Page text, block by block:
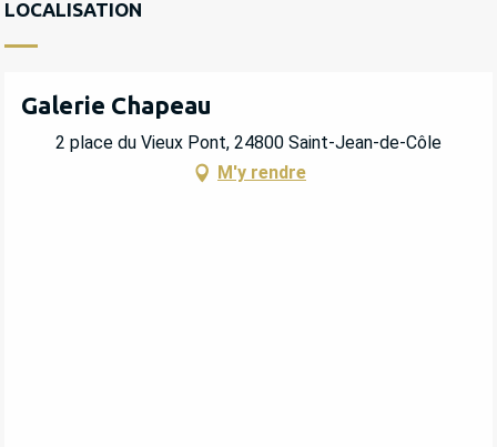
LOCALISATION
Galerie Chapeau
2 place du Vieux Pont, 24800 Saint-Jean-de-Côle
M'y rendre